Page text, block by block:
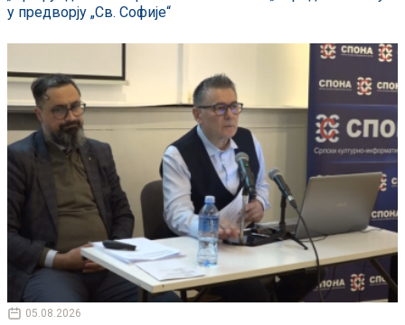
у предворју „Св. Софије“
05.08.2026